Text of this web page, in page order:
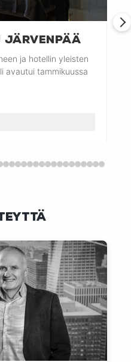
JÄRVENPÄÄ
ja hotellin yleisten
avautui tammikuussa